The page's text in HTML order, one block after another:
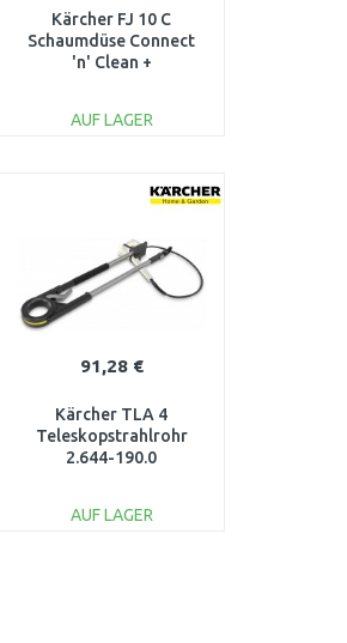
Kärcher FJ 10 C
Schaumdüse Connect
'n' Clean +
AUF LAGER
91,28 €
Kärcher TLA 4
Teleskopstrahlrohr
2.644-190.0
AUF LAGER